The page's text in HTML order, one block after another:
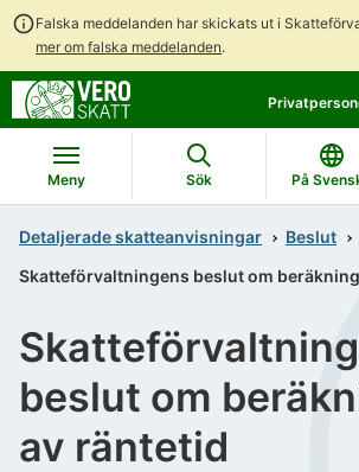
Falska meddelanden har skickats ut i
mer om falska meddelanden.
direkt
till
innehållet
till
hela
sökning
Meny Sök På
Detaljerade skatteanvisningar
Beslut
Skatteförvaltningens beslut om
beslut om
av räntetid